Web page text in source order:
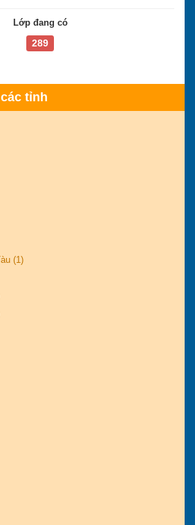
Lớp đang có
289
tỉnh
(1)